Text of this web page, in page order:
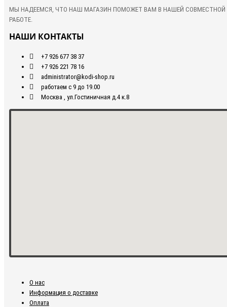
МЫ НАДЕЕМСЯ, ЧТО НАШ МАГАЗИН ПОМОЖЕТ ВАМ В НАШЕЙ СОВМЕСТНОЙ
РАБОТЕ.
НАШИ КОНТАКТЫ
+7 926 677 38 37
+7 926 221 78 16
administrator@kodi-shop.ru
работаем с 9 до 19.00
Москва , ул.Гостиничная д.4 к.8
О нас
Информация о доставке
Оплата